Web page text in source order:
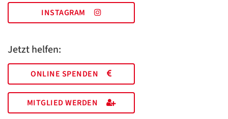
INSTAGRAM
Jetzt helfen:
ONLINE SPENDEN
MITGLIED WERDEN